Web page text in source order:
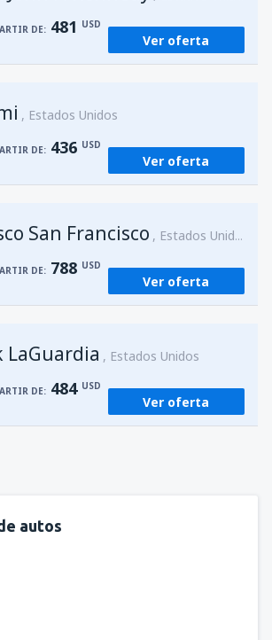
DE: 481 USD
Ver oferta
Estados Unidos
DE: 436 USD
Ver oferta
San Francisco Estados Unidos
DE: 788 USD
Ver oferta
LaGuardia Estados Unidos
DE: 484 USD
Ver oferta
autos